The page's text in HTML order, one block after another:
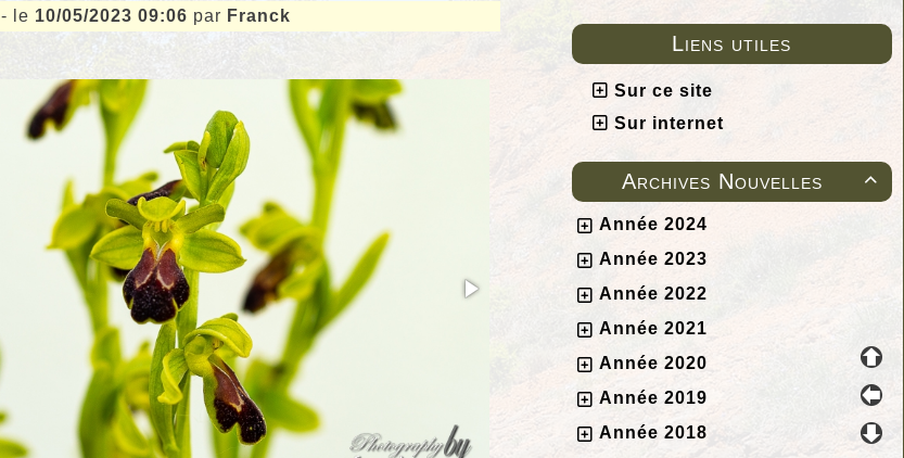
- le 10/05/2023 09:06 par Franck
Liens utiles
Sur ce site
Sur internet

Archives Nouvelles
Année 2024
Année 2023
Année 2022
Année 2021
Année 2020
Année 2019
Année 2018